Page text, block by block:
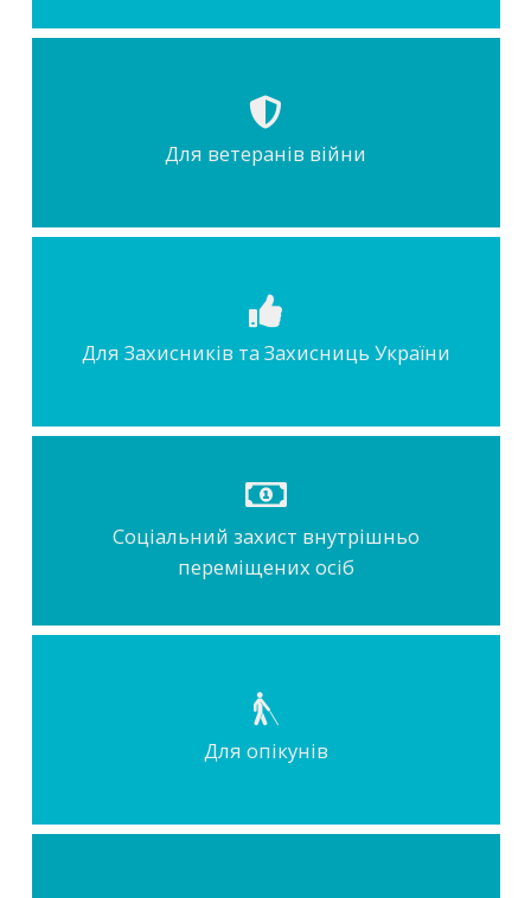
Для ветеранів війни
Для Захисників та Захисниць України
Соціальний захист внутрішньо
переміщених осіб
Для опікунів